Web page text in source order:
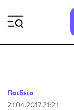
Παιδεία
21.04.2017 21:21